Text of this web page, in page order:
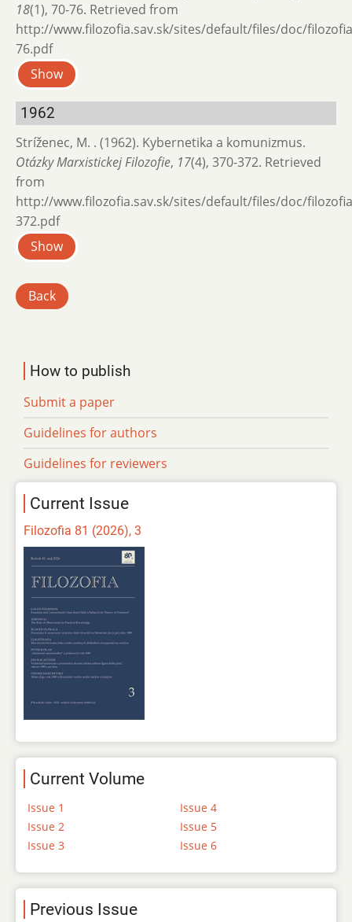
18(1), 70-76. Retrieved from
http://www.filozofia.sav.sk/sites/default/files/doc/
76.pdf
Show
1962
Stríženec, M. . (1962). Kybernetika a komunizmus.
Otázky Marxistickej Filozofie, 17(4), 370-372. Retrieved
from
http://www.filozofia.sav.sk/sites/default/files/doc/
372.pdf
Show
Back
How to publish
Submit a paper
Guidelines for authors
Guidelines for reviewers
Current Issue
Filozofia 81 (2026), 3
Current Volume
Issue 1
Issue 2
Issue 3
Issue 4
Issue 5
Issue 6
Previous Issue